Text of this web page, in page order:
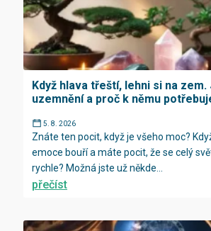
Když hlava třeští, lehni si na
uzemnění a proč k němu
5. 8. 2026
Znáte ten pocit, když je všeho moc?
emoce bouří a máte pocit, že se celý
rychle? Možná jste už někde...
přečíst